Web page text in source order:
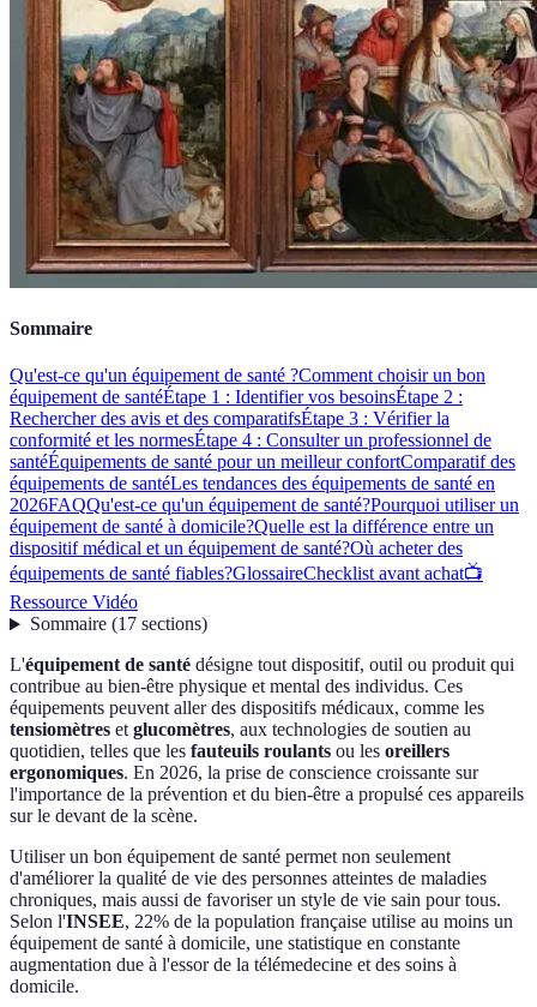
Sommaire
Qu'est-ce qu'un équipement de santé ?Comment choisir un bon
équipement de santéÉtape 1 : Identifier vos besoinsÉtape 2 :
Rechercher des avis et des comparatifsÉtape 3 : Vérifier la
conformité et les normesÉtape 4 : Consulter un professionnel de
santéÉquipements de santé pour un meilleur confortComparatif des
équipements de santéLes tendances des équipements de santé en
2026FAQQu'est-ce qu'un équipement de santé?Pourquoi utiliser un
équipement de santé à domicile?Quelle est la différence entre un
dispositif médical et un équipement de santé?Où acheter des
équipements de santé fiables?GlossaireChecklist avant achat📺
Ressource Vidéo
Sommaire(17 sections)
L'équipement de santé désigne tout dispositif, outil ou produit qui
contribue au bien-être physique et mental des individus. Ces
équipements peuvent aller des dispositifs médicaux, comme les
tensiomètres etglucomètres, aux technologies de soutien au
quotidien, telles que les fauteuils roulants ou les oreillers
ergonomiques. En 2026, la prise de conscience croissante sur
l'importance de la prévention et du bien-être a propulsé ces appareils
sur le devant de la scène.
Utiliser un bon équipement de santé permet non seulement
d'améliorer la qualité de vie des personnes atteintes de maladies
chroniques, mais aussi de favoriser un style de vie sain pour tous.
Selon l'INSEE, 22% de la population française utilise au moins un
équipement de santé à domicile, une statistique en constante
augmentation due à l'essor de la télémedecine et des soins à
domicile.